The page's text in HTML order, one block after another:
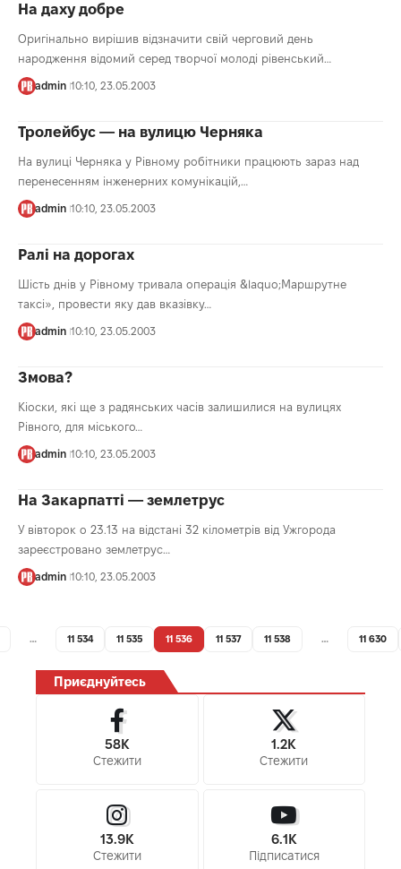
На даху добре
Оригінально вирішив відзначити свій черговий день
народження відомий серед творчої молоді рівенський…
admin 10:10, 23.05.2003
Тролейбус — на вулицю Черняка
На вулиці Черняка у Рівному робітники працюють зараз над
перенесенням інженерних комунікацій,…
admin 10:10, 23.05.2003
Ралі на дорогах
Шість днів у Рівному тривала операція &laquo;Маршрутне
таксі», провести яку дав вказівку…
admin 10:10, 23.05.2003
Змова?
Кіоски, які ще з радянських часів залишилися на вулицях
Рівного, для міського…
admin 10:10, 23.05.2003
На Закарпатті — землетрус
У вівторок о 23.13 на відстані 32 кілометрів від Ужгорода
зареєстровано землетрус…
admin 10:10, 23.05.2003
… 11 534 11 535 11 536 11 537 11 538 … 11 630
Приєднуйтесь
58K
Стежити
1.2K
Стежити
13.9K
Стежити
6.1K
Підписатися